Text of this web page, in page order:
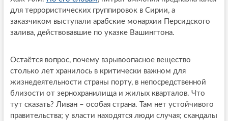
для террористических группировок в Сирии, а
заказчиком выступали арабские монархии Персидского
залива, действовавшие по указке Вашингтона.
Остаётся вопрос, почему взрывоопасное вещество
столько лет хранилось в критически важном для
жизнедеятельности страны порту, в непосредственной
близости от зернохранилища и жилых кварталов. Что
тут сказать? Ливан – особая страна. Там нет устойчивого
правительства; у власти находятся люди случая; скандалы